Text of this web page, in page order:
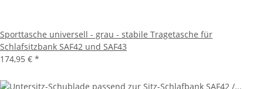
Sporttasche universell - grau - stabile Tragetasche für
Schlafsitzbank SAF42 und SAF43
174,95 € *